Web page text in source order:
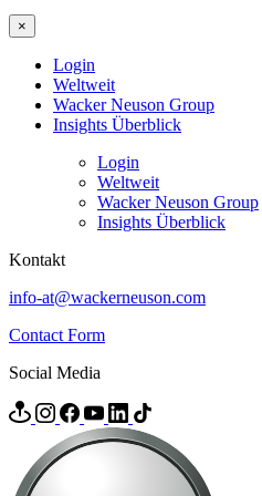
×
Login
Weltweit
Wacker Neuson Group
Insights Überblick
Login
Weltweit
Wacker Neuson Group
Insights Überblick
Kontakt
info-at@wackerneuson.com
Contact Form
Social Media